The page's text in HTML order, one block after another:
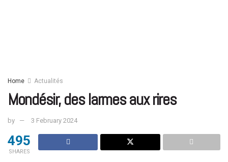
Home Actualités
Mondésir, des larmes aux rires
by 3 February 2024
495
SHARES